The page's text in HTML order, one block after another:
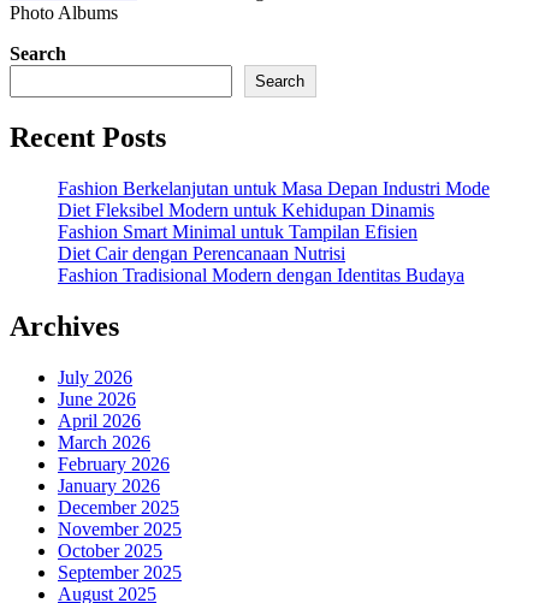
Photo Albums
Search
Search
Recent Posts
Fashion Berkelanjutan untuk Masa Depan Industri Mode
Diet Fleksibel Modern untuk Kehidupan Dinamis
Fashion Smart Minimal untuk Tampilan Efisien
Diet Cair dengan Perencanaan Nutrisi
Fashion Tradisional Modern dengan Identitas Budaya
Archives
July 2026
June 2026
April 2026
March 2026
February 2026
January 2026
December 2025
November 2025
October 2025
September 2025
August 2025